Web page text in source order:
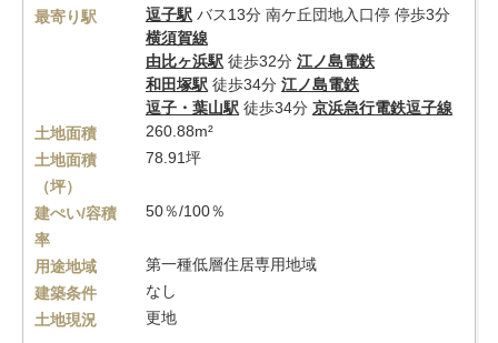
最寄り駅
逗子駅 バス13分 南ケ丘団地入口停 停歩3分
横須賀線
由比ヶ浜駅 徒歩32分 江ノ島電鉄
和田塚駅 徒歩34分 江ノ島電鉄
逗子・葉山駅 徒歩34分 京浜急行電鉄逗子線
土地面積
260.88m²
土地面積
（坪）
78.91坪
建ぺい/容積
率
50％/100％
用途地域
第一種低層住居専用地域
建築条件
なし
土地現況
更地